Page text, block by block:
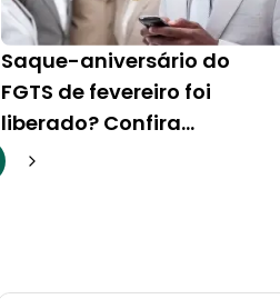
Saque-aniversário do
FGTS de fevereiro foi
liberado? Confira
calendário atualizado